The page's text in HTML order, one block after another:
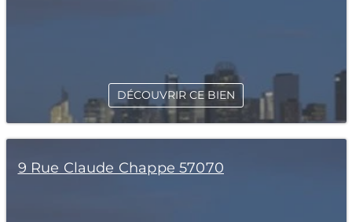
DÉCOUVRIR CE BIEN
9 Rue Claude Chappe 57070